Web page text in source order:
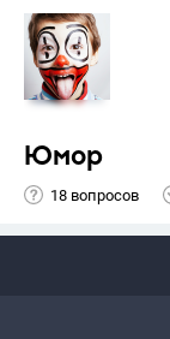
Юмор
18 вопросов